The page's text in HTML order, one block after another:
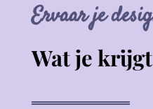
Ervaar je
Wat je krijgt